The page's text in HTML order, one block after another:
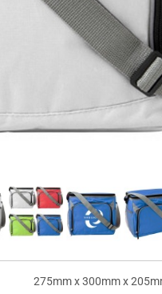
275mm x 300mm x